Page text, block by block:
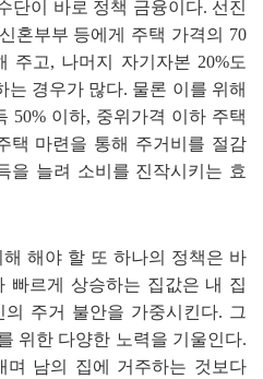
단이 바로 정책 금융이다. 선진
혼부부 등에게 주택 가격의 70
주고, 나머지 자기자본 20%도
는 경우가 많다. 물론 이를 위해
50% 이하, 중위가격 이하 주택
택 마련을 통해 주거비를 절감
을 늘려 소비를 진작시키는 효
해야 할 또 하나의 정책은 바
빠르게 상승하는 집값은 내 집
의 주거 불안을 가중시킨다. 그
위한 다양한 노력을 기울인다.
며 남의 집에 거주하는 것보다